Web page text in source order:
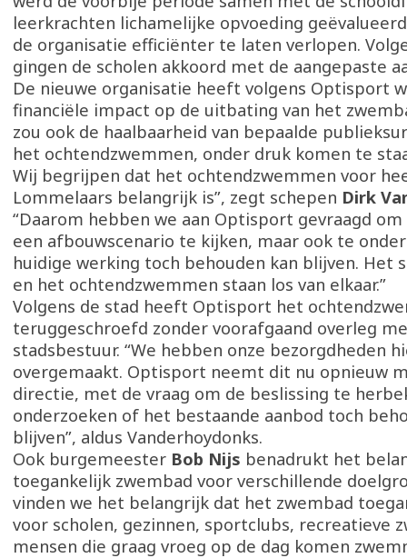
leerkrachten lichamelijke opvoeding
de organisatie efficiënter te laten verlopen.
gingen de scholen akkoord met de aangepaste
De nieuwe organisatie heeft volgens Optisport
financiële impact op de uitbating van het
zou ook de haalbaarheid van bepaalde
het ochtendzwemmen, onder druk komen te
Wij begrijpen dat het ochtendzwemmen voor
Lommelaars belangrijk is”, zegt schepen Dirk
“Daarom hebben we aan Optisport gevraagd
een afbouwscenario te kijken, maar ook te
huidige werking toch behouden kan blijven. Het
en het ochtendzwemmen staan los van elkaar.”
Volgens de stad heeft Optisport het
teruggeschroefd zonder voorafgaand overleg
stadsbestuur. “We hebben onze bezorgdheden
overgemaakt. Optisport neemt dit nu opnieuw
directie, met de vraag om de beslissing te
onderzoeken of het bestaande aanbod toch
blijven”, aldus Vanderhoydonks.
Ook burgemeester Bob Nijs benadrukt het
toegankelijk zwembad voor verschillende
vinden we het belangrijk dat het zwembad
voor scholen, gezinnen, sportclubs, recreatieve
mensen die graag vroeg op de dag komen